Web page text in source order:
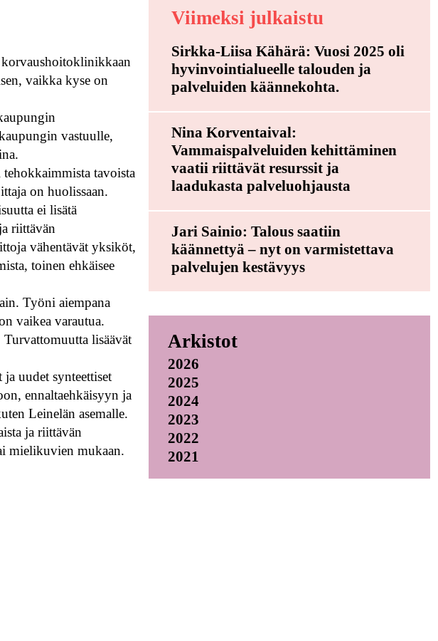
vaikka kyse on
vastuulle,
tavoista
on huolissaan.
ei lisätä
riittävän
vähentävät yksiköt,
toinen ehkäisee
Työni aiempana
vaikea varautua.
lisäävät
uudet synteettiset
ennaltaehkäisyyn ja
Leinelän asemalle.
ja riittävän
mielikuvien mukaan.
Viimeksi julkaistu
Sirkka-Liisa Kähärä: Vuosi 2025 oli
hyvinvointialueelle talouden ja
palveluiden käännekohta.
Nina Korventaival:
Vammaispalveluiden kehittäminen
vaatii riittävät resurssit ja
laadukasta palveluohjausta
Jari Sainio: Talous saatiin
käännettyä – nyt on varmistettava
palvelujen kestävyys
Arkistot
2026
2025
2024
2023
2022
2021